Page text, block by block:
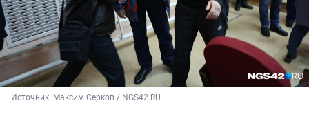
Источник: Максим Серков / NGS42.RU